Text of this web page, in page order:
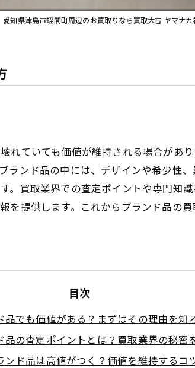
生前整
愛知県津島市蛭間町周辺のお買取りなら買取大吉 ヤマナカ
れていても価値が維持される場合があ
ランド品の中には、デザインや希少性
。買取業界での査定ポイントや専門知
を提供します。これからブランド品の
目次
品でも価値がある？まずはその理由を知
品の査定ポイントとは？買取業界の秘密
ンド品は高値がつく？価値を維持するコ